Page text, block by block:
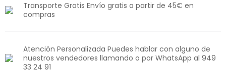
Transporte Gratis Envío gratis a partir de 45€ en
compras
Atención Personalizada Puedes hablar con alguno de
nuestros vendedores llamando o por WhatsApp al 949
33 24 91